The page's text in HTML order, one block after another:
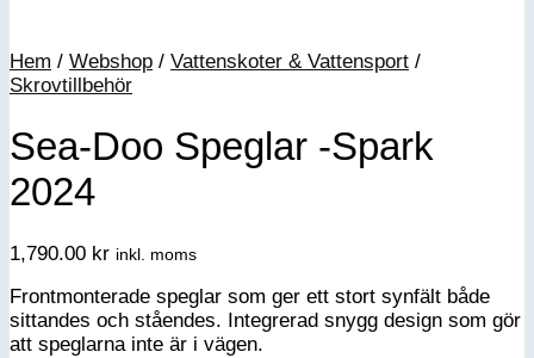
Hem / Webshop / Vattenskoter & Vattensport /
Skrovtillbehör
Sea-Doo Speglar -Spark
2024
1,790.00 kr inkl. moms
Frontmonterade speglar som ger ett stort synfält både
sittandes och ståendes. Integrerad snygg design som gör
att speglarna inte är i vägen.